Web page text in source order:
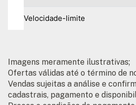
Velocidade-limite
Imagens meramente ilustrativas;
Ofertas válidas até o término de
Vendas sujeitas a análise e
cadastrais, pagamento e